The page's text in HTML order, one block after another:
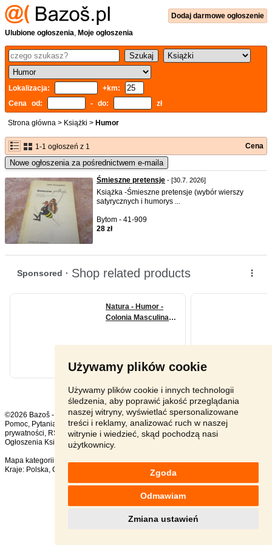
Używamy plików cookie
Używamy plików cookie i innych technologii
śledzenia, aby poprawić jakość przeglądania
naszej witryny, wyświetlać spersonalizowane
treści i reklamy, analizować ruch w naszej
witrynie i wiedzieć, skąd pochodzą nasi
użytkownicy.
Zgoda
Odmawiam
Zmiana ustawień
Dodaj darmowe ogłoszenie
Ulubione ogłoszenia, Moje ogłoszenia
Lokalizacja:
+km:
Cena od:
- do: zł
Strona główna > Książki > Humor
1-1 ogłoszeń z 1 Cena
Nowe ogłoszenia za pośrednictwem e-maila
Śmieszne pretensje - [30.7. 2026]
Książka -Śmieszne pretensje (wybór wierszy
satyrycznych i humorys ...
Bytom - 41-909
28 zł
©2026 Bazoš -
sprzedam, ogłoszenia Humor
Pomoc, Pytania Komentarze,Kontakt ,Reklama,Regulamin ,Polityka
prywatności, RSS
Ogłoszenia Książki ogółem:161 , w ciągu 24 godzin:
Mapa kategorii
Popularne wyszukiwania
Kraje: Polska, Czechy